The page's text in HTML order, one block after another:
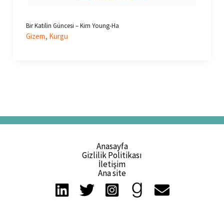
Bir Katilin Güncesi – Kim Young-Ha
Gizem, Kurgu
Anasayfa
Gizlilik Politikası
İletişim
Ana site